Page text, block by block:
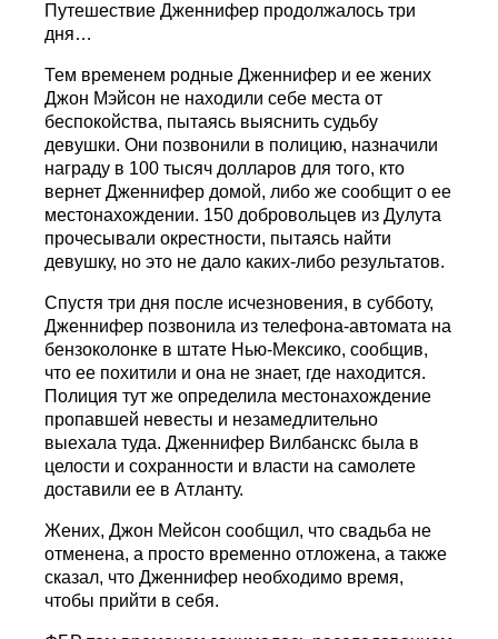
Путешествие Дженнифер продолжалось три
дня…
Тем временем родные Дженнифер и ее жених
Джон Мэйсон не находили себе места от
беспокойства, пытаясь выяснить судьбу
девушки. Они позвонили в полицию, назначили
награду в 100 тысяч долларов для того, кто
вернет Дженнифер домой, либо же сообщит о ее
местонахождении. 150 добровольцев из Дулута
прочесывали окрестности, пытаясь найти
девушку, но это не дало каких-либо результатов.
Спустя три дня после исчезновения, в субботу,
Дженнифер позвонила из телефона-автомата на
бензоколонке в штате Нью-Мексико, сообщив,
что ее похитили и она не знает, где находится.
Полиция тут же определила местонахождение
пропавшей невесты и незамедлительно
выехала туда. Дженнифер Вилбанскс была в
целости и сохранности и власти на самолете
доставили ее в Атланту.
Жених, Джон Мейсон сообщил, что свадьба не
отменена, а просто временно отложена, а также
сказал, что Дженнифер необходимо время,
чтобы прийти в себя.